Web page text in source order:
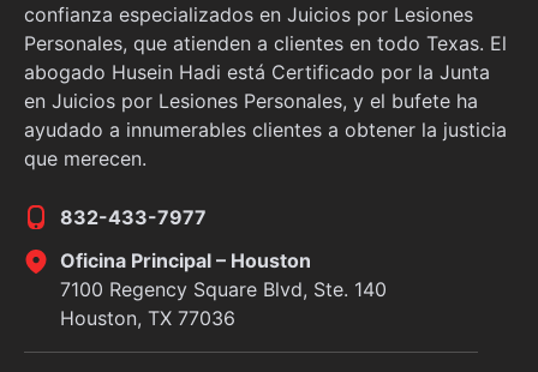
confianza especializados en Juicios por Lesiones
Personales, que atienden a clientes en todo Texas. El
abogado Husein Hadi está Certificado por la Junta
en Juicios por Lesiones Personales, y el bufete ha
ayudado a innumerables clientes a obtener la justicia
que merecen.
832-433-7977
Oficina Principal – Houston
7100 Regency Square Blvd, Ste. 140
Houston, TX 77036